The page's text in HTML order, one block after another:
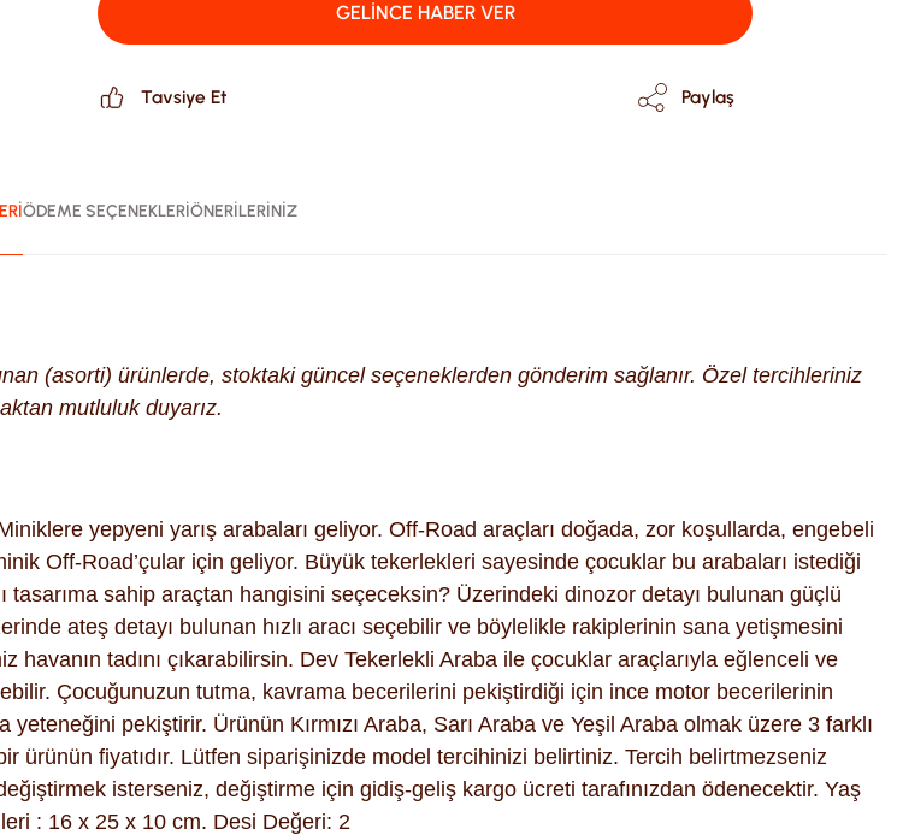
GELİNCE HABER VER
Tavsiye Et Paylaş
ÖDEME SEÇENEKLERİÖNERİLERİNİZ
(asorti) ürünlerde, stoktaki güncel seçeneklerden gönderim sağlanır. Özel tercihleriniz
mutluluk duyarız.
yepyeni yarış arabaları geliyor. Off-Road araçları doğada, zor koşullarda, engebeli
Off-Road’çular için geliyor. Büyük tekerlekleri sayesinde çocuklar bu arabaları istediği
sahip araçtan hangisini seçeceksin? Üzerindeki dinozor detayı bulunan güçlü
ateş detayı bulunan hızlı aracı seçebilir ve böylelikle rakiplerinin sana yetişmesini
havanın tadını çıkarabilirsin. Dev Tekerlekli Araba ile çocuklar araçlarıyla eğlenceli ve
Çocuğunuzun tutma, kavrama becerilerini pekiştirdiği için ince motor becerilerinin
pekiştirir. Ürünün Kırmızı Araba, Sarı Araba ve Yeşil Araba olmak üzere 3 farklı
ürünün fiyatıdır. Lütfen siparişinizde model tercihinizi belirtiniz. Tercih belirtmezseniz
isterseniz, değiştirme için gidiş-geliş kargo ücreti tarafınızdan ödenecektir. Yaş
: 16 x 25 x 10 cm. Desi Değeri: 2